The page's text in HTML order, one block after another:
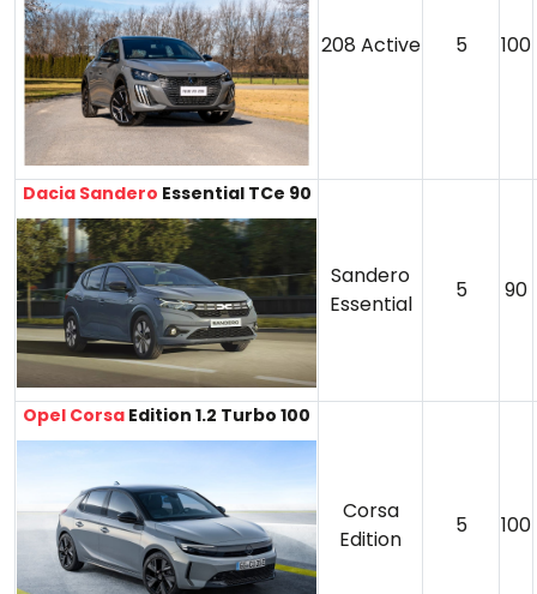
208 Active 5 100
Dacia Sandero Essential TCe 90
Sandero
Essential
5 90
Opel Corsa Edition 1.2 Turbo 100
Corsa
Edition
5 100